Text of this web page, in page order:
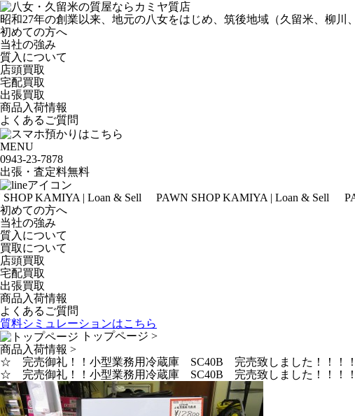
昭和27年の創業以来、地元の八女をはじめ、筑後地域（久留米、柳川
初めての方へ
当社の強み
質入について
店頭買取
宅配買取
出張買取
商品入荷情報
よくあるご質問
MENU
0943-23-7878
出張・査定料無料
| Loan & Sell PAWN SHOP KAMIYA | Loan & Sell PAWN SHOP
初めての方へ
当社の強み
質入について
買取について
店頭買取
宅配買取
出張買取
商品入荷情報
よくあるご質問
質料シミュレーションはこちら
トップページ >
商品入荷情報 >
☆ 完売御礼！！小型業務用冷蔵庫 SC40B 完売致しました！！！！
☆ 完売御礼！！小型業務用冷蔵庫 SC40B 完売致しました！！！！